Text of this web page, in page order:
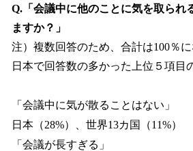
Q.「会議中に他のことに気を取られ
ますか？」
注）複数回答のため、合計は100％
日本で回答数の多かった上位５項目
「会議中に気が散ることはない」
日本（28%）、世界13カ国（11%）
「会議が長すぎる」